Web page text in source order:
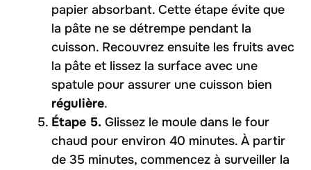
papier absorbant. Cette étape évite que
la pâte ne se détrempe pendant la
cuisson. Recouvrez ensuite les fruits avec
la pâte et lissez la surface avec une
spatule pour assurer une cuisson bien
régulière.
Étape 5. Glissez le moule dans le four
chaud pour environ 40 minutes. À partir
de 35 minutes, commencez à surveiller la